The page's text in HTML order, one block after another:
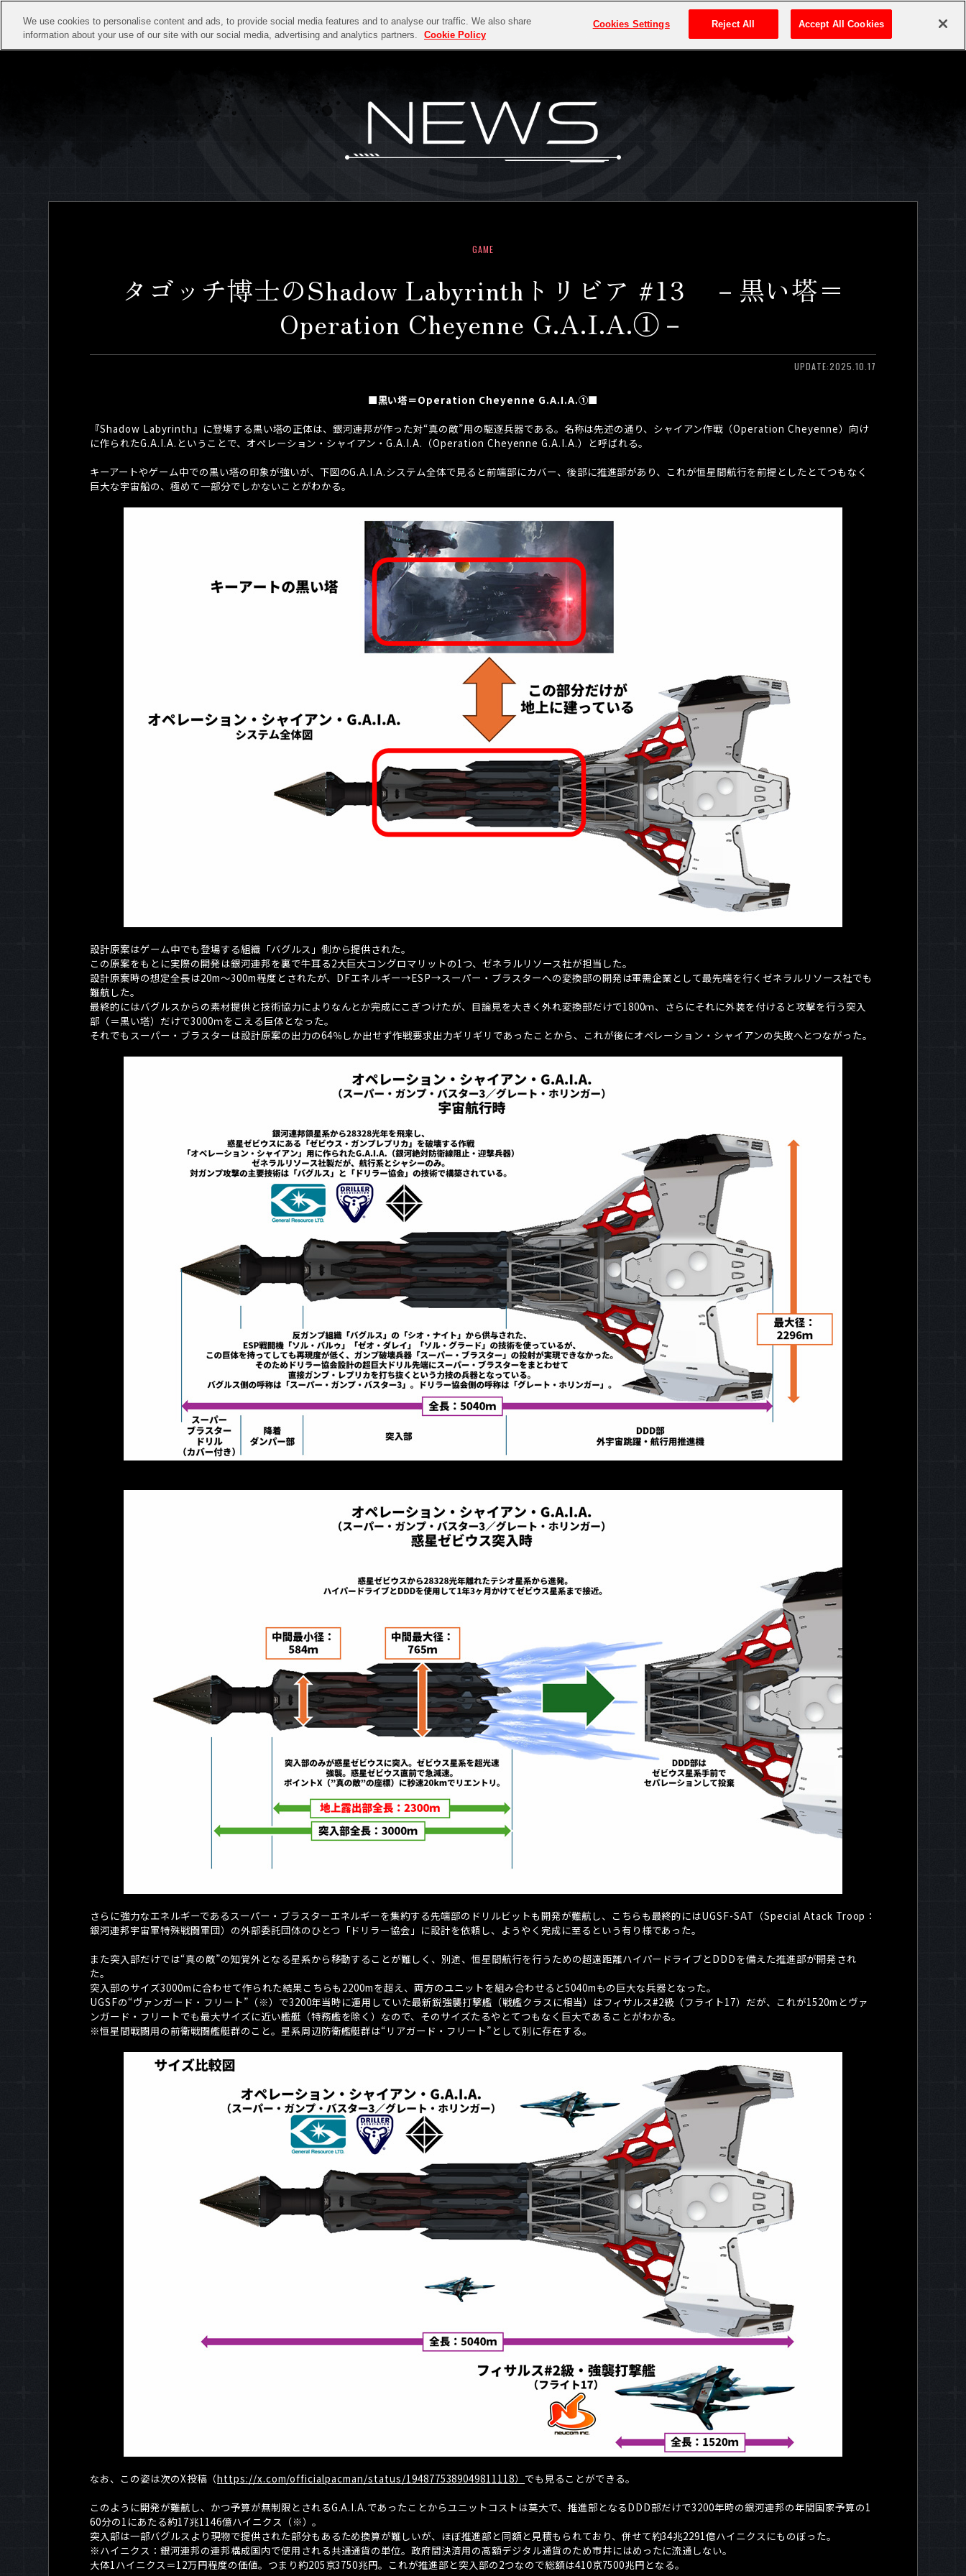
TOPNEWSMEDIAABOUTSYSTEM
GAME
タゴッチ博士のShadow Labyrinthトリビア #13 －黒い塔＝
Operation Cheyenne G.A.I.A.①－
UPDATE:2025.10.17
■黒い塔＝Operation Cheyenne G.A.I.A.①■
『Shadow Labyrinth 』に登場する黒い塔の正体は、銀河連邦が作った対“真の敵”用の駆逐兵器である。名称は先述の通り、シャイアン作戦（Operation Cheyenne）向け
に作られたG.A.I.A. ということで、オペレーション・シャイアン・G.A.I.A. （Operation Cheyenne G.A.I.A.）と呼ばれる。
キーアートやゲーム中での黒い塔の印象が強いが、下図のG.A.I.A.システム全体で見ると前端部にカバー、後部に推進部があり、これが恒星間航行を前提としたとてつもなく
巨大な宇宙船の、極めて一部分でしかないことがわかる。
設計原案はゲーム中でも登場する組織「バグルス」側から提供された。
この原案をもとに実際の開発は銀河連邦を裏で牛耳る2大巨大コングロマリットの1つ、ゼネラルリソース社が担当した。
設計原案時の想定全長は20m～300m程度とされたが、 DFエネルギー→ESP→スーパー・ブラスターへの変換部の開発は軍需企業として最先端を行くゼネラルリソース社でも
難航した。
最終的にはバグルスからの素材提供と技術協力によりなんとか完成にこぎつけたが、目論見を大きく外れ変換部だけで1800ｍ、さらにそれに外装を付けると攻撃を行う突入
部（＝黒い塔）だけで3000ｍをこえる巨体となった。
それでもスーパー・ブラスターは設計原案の出力の64％しか出せず作戦要求出力ギリギリであったことから、これが後にオペレーション・シャイアンの失敗へとつながった。
さらに強力なエネルギーであるスーパー・ブラスターエネルギーを集約する先端部のドリルビットも開発が難航し、こちらも最終的にはUGSF-SAT （Special Atack Troop ：
銀河連邦宇宙軍特殊戦闘軍団）の外部委託団体のひとつ「ドリラー協会」に設計を依頼し、ようやく完成に至るという有り様であった。
また突入部だけでは“真の敵”の知覚外となる星系から移動することが難しく、別途、恒星間航行を行うための超遠距離ハイパードライブとDDDを備えた推進部が開発され
た。
突入部のサイズ3000m に合わせて作られた結果こちらも 2200mを超え、両方のユニットを組み合わせると5040mもの巨大な兵器となった。
UGSFの“ヴァンガード・フリート”（※）で3200年当時に運用していた最新鋭強襲打撃艦（戦艦クラスに相当）はフィサルス#2級（フライト17）だが、これが1520m とヴァ
ンガード・フリートでも最大サイズに近い艦艇（特務艦を除く）なので、そのサイズたるやとてつもなく巨大であることがわかる。
※恒星間戦闘用の前衛戦闘艦艇群のこと。星系周辺防衛艦艇群は“リアガード・フリート”として別に存在する。
なお、この姿は次のX投稿（https://x.com/officialpacman/status/1948775389049811118） でも見ることができる。
このように開発が難航し、かつ予算が無制限とされるG.A.I.A.であったことからユニットコストは莫大で、推進部となるDDD部だけで3200年時の銀河連邦の年間国家予算の1
60分の1 にあたる約17兆1146億ハイニクス（※）。
突入部は一部バグルスより現物で提供された部分もあるため換算が難しいが、ほぼ推進部と同額と見積もられており、併せて約34兆2291億ハイニクスにものぼった。
※ハイニクス：銀河連邦の連邦構成国内で使用される共通通貨の単位。政府間決済用の高額デジタル通貨のため市井にはめったに流通しない。
大体1ハイニクス＝12万円程度の価値。つまり約205京3750兆円。これが推進部と突入部の2つなので総額は410京7500兆円となる。
We use cookies to personalise content and ads, to provide social media features and to analyse our traffic. We also share
information about your use of our site with our social media, advertising and analytics partners.
Cookie Policy
Cookies Settings Reject All Accept All Cookies